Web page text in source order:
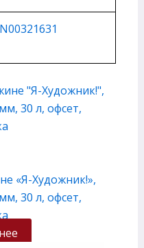
«Я-Художник!»,
30 л, офсет,